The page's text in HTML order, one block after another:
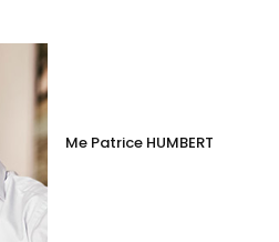
Me Patrice HUMBERT